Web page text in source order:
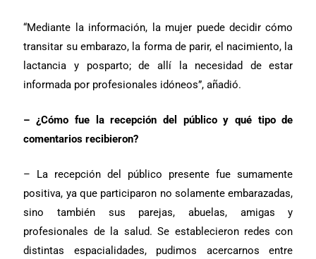
“Mediante la información, la mujer puede decidir cómo
transitar su embarazo, la forma de parir, el nacimiento, la
lactancia y posparto; de allí la necesidad de estar
informada por profesionales idóneos”, añadió.
– ¿Cómo fue la recepción del público y qué tipo de
comentarios recibieron?
– La recepción del público presente fue sumamente
positiva, ya que participaron no solamente embarazadas,
sino también sus parejas, abuelas, amigas y
profesionales de la salud. Se establecieron redes con
distintas espacialidades, pudimos acercarnos entre